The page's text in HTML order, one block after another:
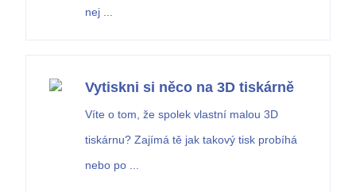
nej ...
Vytiskni si něco na 3D tiskárně
Víte o tom, že spolek vlastní malou 3D
tiskárnu? Zajímá tě jak takový tisk probíhá
nebo po ...